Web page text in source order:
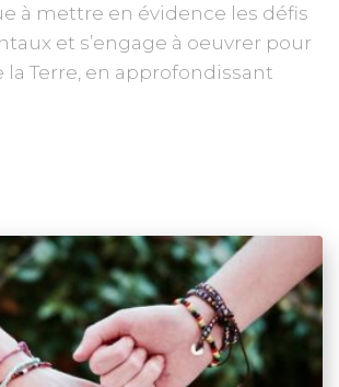
à mettre en évidence les défis
et s’engage à oeuvrer pour
la Terre, en approfondissant